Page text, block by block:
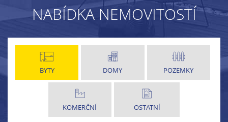
NABÍDKA NEMOVITOSTÍ
BYTY DOMY POZEMKY
KOMERČNÍ OSTATNÍ